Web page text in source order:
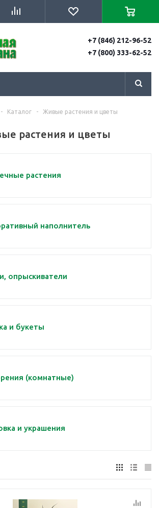
+7 (846) 212-96-52
+7 (800) 333-62-52
- Каталог - Живые растения и цветы
растения и цветы
растения
наполнитель
опрыскиватели
и букеты
(комнатные)
и украшения